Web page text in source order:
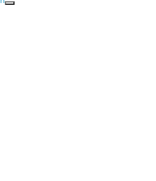
Закрыть